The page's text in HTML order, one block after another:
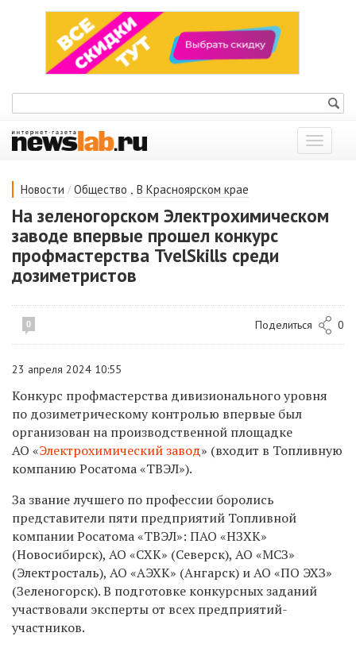
Показать
меню
Новости / Общество , В Красноярском крае
На зеленогорском Электрохимическом
заводе впервые прошел конкурс
профмастерства TvelSkills среди
дозиметристов
0 Поделиться 0
23 апреля 2024 10:55
Конкурс профмастерства дивизионального уровня
по дозиметрическому контролью впервые был
организован на производственной площадке
АО «Электрохимический завод» (входит в Топливную
компанию Росатома «ТВЭЛ»).
За звание лучшего по профессии боролись
представители пяти предприятий Топливной
компании Росатома «ТВЭЛ»: ПАО «НЗХК»
(Новосибирск), АО «СХК» (Северск), АО «МСЗ»
(Электросталь), АО «АЭХК» (Ангарск) и АО «ПО ЭХЗ»
(Зеленогорск). В подготовке конкурсных заданий
участвовали эксперты от всех предприятий-
участников.